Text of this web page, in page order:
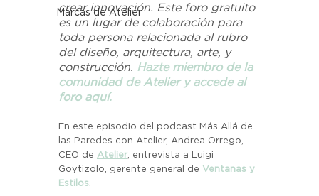
Marcas de Atelier
crear innovación. Este foro gratuito
es un lugar de colaboración para
toda persona relacionada al rubro
del diseño, arquitectura, arte, y
construcción. Hazte miembro de la
comunidad de Atelier y accede al
foro aquí.
En este episodio del podcast Más Allá de
las Paredes con Atelier, Andrea Orrego,
CEO de Atelier , entrevista a Luigi
Goytizolo, gerente general de Ventanas y
Estilos